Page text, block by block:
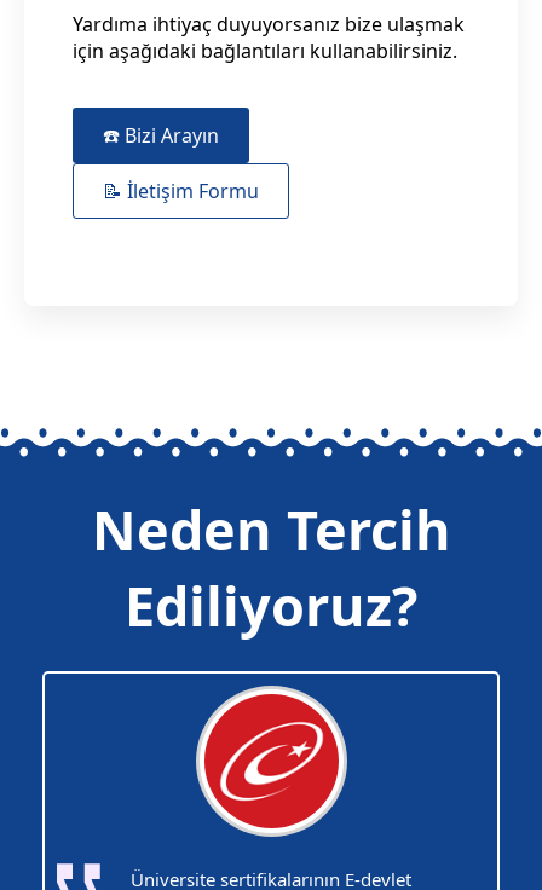
Yardıma ihtiyaç duyuyorsanız bize ulaşmak
için aşağıdaki bağlantıları kullanabilirsiniz.
☎️ Bizi Arayın
📝 İletişim Formu
Neden Tercih
Ediliyoruz?
Üniversite sertifikalarının E-devlet